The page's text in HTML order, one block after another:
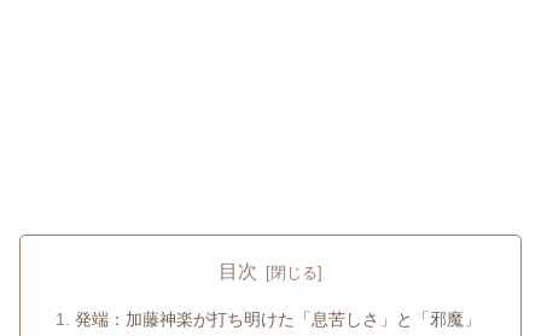
目次
発端：加藤神楽が打ち明けた「息苦しさ」と「邪魔」